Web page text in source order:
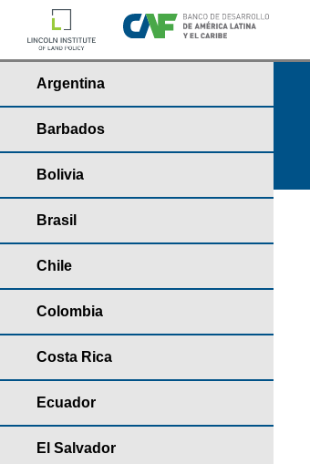
Argentina
Barbados
Bolivia
Brasil
Chile
Colombia
Costa Rica
Ecuador
El Salvador